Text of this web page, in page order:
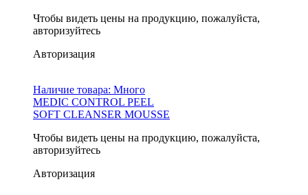
Чтобы видеть цены на продукцию, пожалуйста,
авторизуйтесь
Авторизация
Наличие товара: Много
MEDIC CONTROL PEEL
SOFT CLEANSER MOUSSE
Чтобы видеть цены на продукцию, пожалуйста,
авторизуйтесь
Авторизация